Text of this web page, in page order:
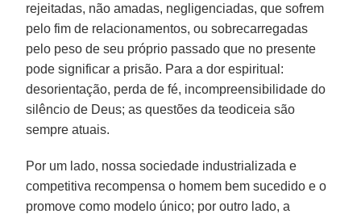
rejeitadas, não amadas, negligenciadas, que sofrem
pelo fim de relacionamentos, ou sobrecarregadas
pelo peso de seu próprio passado que no presente
pode significar a prisão. Para a dor espiritual:
desorientação, perda de fé, incompreensibilidade do
silêncio de Deus; as questões da teodiceia são
sempre atuais.
Por um lado, nossa sociedade industrializada e
competitiva recompensa o homem bem sucedido e o
promove como modelo único; por outro lado, a